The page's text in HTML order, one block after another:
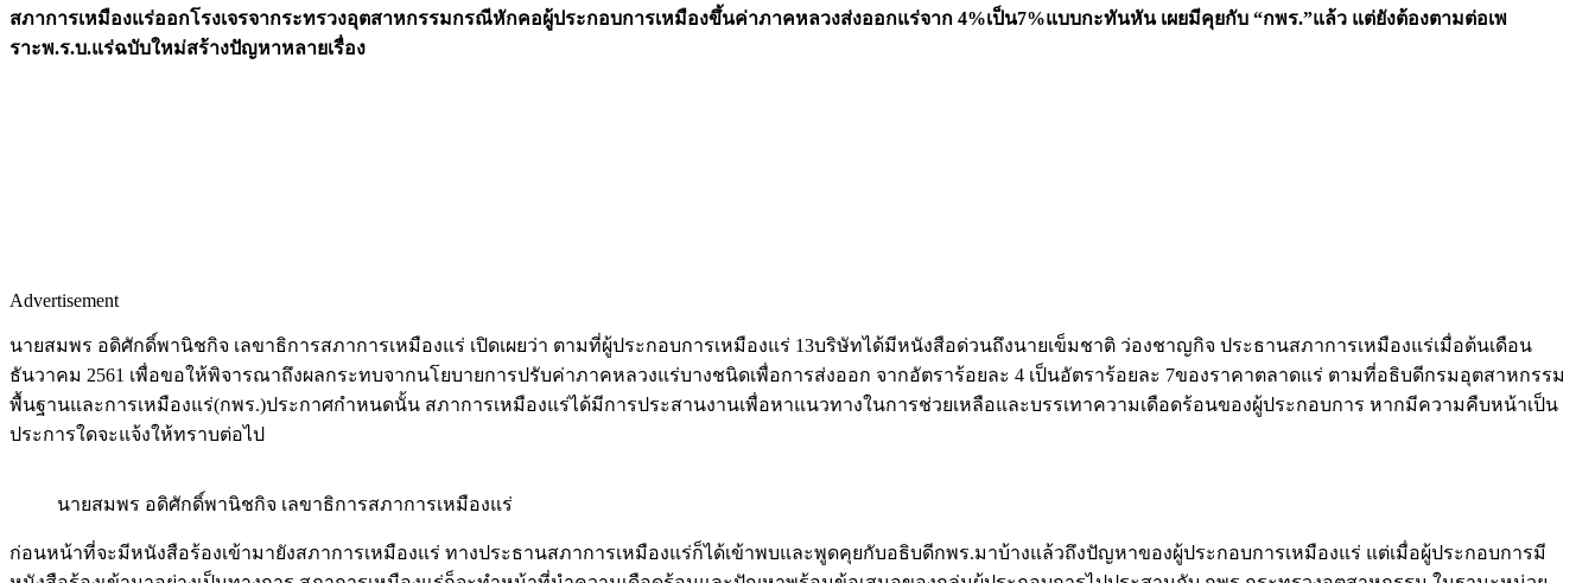
สภาการเหมืองแร่ออกโรงเจรจากระทรวงอุตสาหกรรมกรณีหักคอผู้ประกอบการเหมืองขึ้นค่าภาคหลวงส่งออกแร่จาก 4%เป็น7%แบบกะทันหัน เผยมีคุยกับ “กพร.”แล้ว แต่ยังต้องตามต่อเพ
ราะพ.ร.บ.แร่ฉบับใหม่สร้างปัญหาหลายเรื่อง
Advertisement
นายสมพร อดิศักดิ์พานิชกิจ เลขาธิการสภาการเหมืองแร่ เปิดเผยว่า ตามที่ผู้ประกอบการเหมืองแร่ 13บริษัทได้มีหนังสือด่วนถึงนายเข็มชาติ ว่องชาญกิจ ประธานสภาการเหมืองแร่เมื่อต้นเดือน
ธันวาคม 2561 เพื่อขอให้พิจารณาถึงผลกระทบจากนโยบายการปรับค่าภาคหลวงแร่บางชนิดเพื่อการส่งออก จากอัตราร้อยละ 4 เป็นอัตราร้อยละ 7ของราคาตลาดแร่ ตามที่อธิบดีกรมอุตสาหกรรม
พื้นฐานและการเหมืองแร่(กพร.)ประกาศกำหนดนั้น สภาการเหมืองแร่ได้มีการประสานงานเพื่อหาแนวทางในการช่วยเหลือและบรรเทาความเดือดร้อนของผู้ประกอบการ หากมีความคืบหน้าเป็น
ประการใดจะแจ้งให้ทราบต่อไป
นายสมพร อดิศักดิ์พานิชกิจ เลขาธิการสภาการเหมืองแร่
ก่อนหน้าที่จะมีหนังสือร้องเข้ามายังสภาการเหมืองแร่ ทางประธานสภาการเหมืองแร่ก็ได้เข้าพบและพูดคุยกับอธิบดีกพร.มาบ้างแล้วถึงปัญหาของผู้ประกอบการเหมืองแร่ แต่เมื่อผู้ประกอบการมี